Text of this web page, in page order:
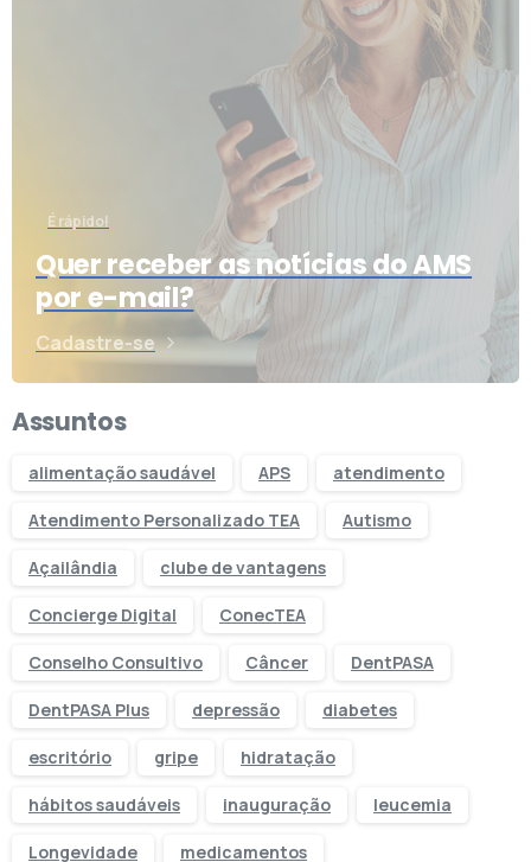
É rápido!
Quer receber as notícias do AMS
por e-mail?
Cadastre-se
Assuntos
alimentação saudável APS atendimento
Atendimento Personalizado TEA Autismo
Açailândia clube de vantagens
Concierge Digital ConecTEA
Conselho Consultivo Câncer DentPASA
DentPASA Plus depressão diabetes
escritório gripe hidratação
hábitos saudáveis inauguração leucemia
Longevidade medicamentos